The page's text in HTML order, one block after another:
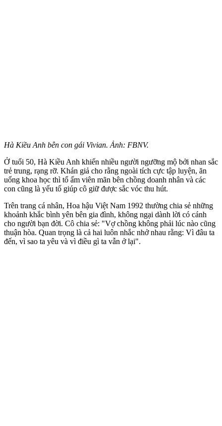
Hà Kiều Anh bên con gái Vivian. Ảnh: FBNV.
Ở tuổi 50, Hà Kiều Anh khiến nhiều người ngưỡng mộ bởi nhan sắc
trẻ trung, rạng rỡ. Khán giả cho rằng ngoài tích cực tập luyện, ăn
uống khoa học thì tổ ấm viên mãn bên chồng doanh nhân và các
con cũng là yếu tố giúp cô giữ được sắc vóc thu hút.
Trên trang cá nhân, Hoa hậu Việt Nam 1992 thường chia sẻ những
khoảnh khắc bình yên bên gia đình, không ngại dành lời có cánh
cho người bạn đời. Cô chia sẻ: "Vợ chồng không phải lúc nào cũng
thuận hòa. Quan trọng là cả hai luôn nhắc nhở nhau rằng: Vì đâu ta
đến, vì sao ta yêu và vì điều gì ta vẫn ở lại".